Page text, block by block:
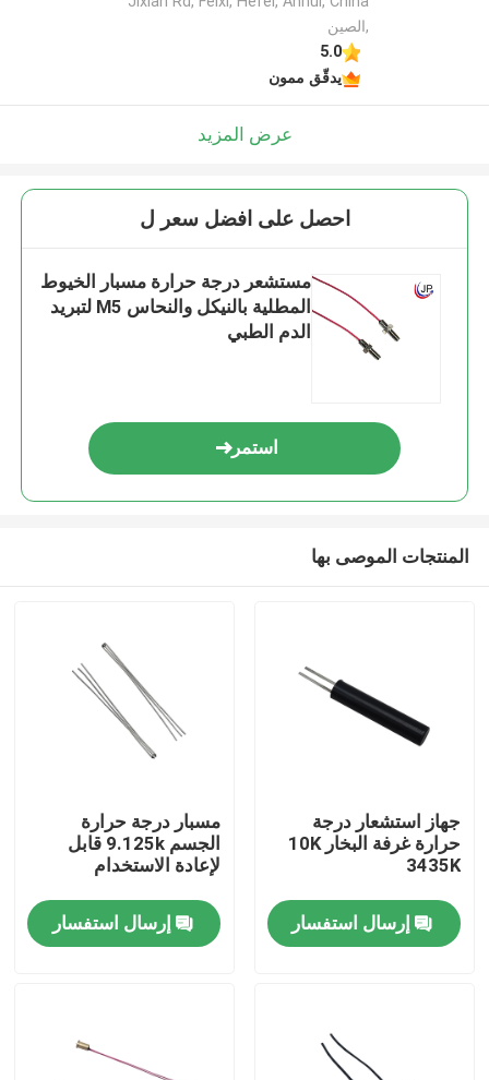
منتجات
عرض الواقع الافتراضي
جولة في المعمل
,الصين
5.0
يدقّق ممون
عرض المزيد
احصل على افضل سعر ل
مستشعر درجة حرارة مسبار الخيوط
المطلية بالنيكل والنحاس M5 لتبريد
الدم الطبي
استمر
المنتجات الموصى بها
جهاز استشعار درجة
حرارة غرفة البخار 10K
3435K
إرسال استفسار
مسبار درجة حرارة
الجسم 9.125k قابل
لإعادة الاستخدام
إرسال استفسار